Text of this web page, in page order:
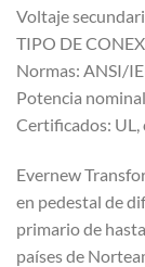
Voltaje
TIPO DE
Normas: ANSI/
Potencia
Certificados: UL,
Evernew
en pedestal de
primario de
países de